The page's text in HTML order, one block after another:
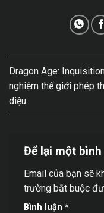
Dragon Age:
nghiệm thế giới phép
diệu
Để lại một bình
Email của bạn sẽ
trường bắt buộc
Bình luận *